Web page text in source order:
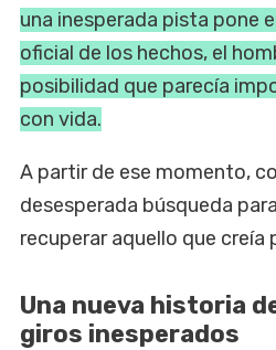
una inesperada pista pone
oficial de los hechos, el
posibilidad que parecía
con vida.
A partir de ese momento,
desesperada búsqueda
recuperar aquello que creía
Una nueva historia
giros inesperados